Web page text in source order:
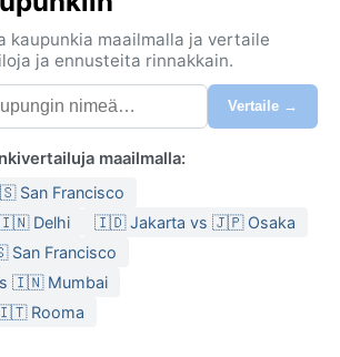
on tyypillistä vain tälle Taiwanin
Tainan on trooppinen savanni
selvää kuiva- ja sadekauden
helmikuuhun) ovat
kuivia, keskilämpötilan
15-25 °C:ssa. Kesät (toukokuusta
sijaan kuumia ja hyvin kosteita,
noustessa usein yli 33 °C:een.
ja ukkoskuurot ovat
suositellaan kesällä
kaupunkia maailmalla ja vertaile
ja ennusteita rinnakkain.
Vertaile →
maailmalla:
San Francisco
Delhi
🇮🇩 Jakarta vs 🇯🇵 Osaka
Francisco
🇮🇳 Mumbai
Rooma